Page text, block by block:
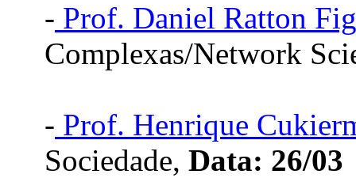
- Prof. Daniel Ratton
Complexas/Network
- Prof. Henrique
Sociedade, Data: 26/03